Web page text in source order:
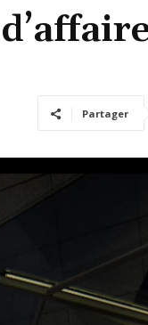
Partager